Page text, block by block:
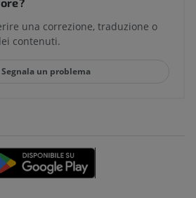
una correzione, traduzione o
contenuti.
Segnala un problema